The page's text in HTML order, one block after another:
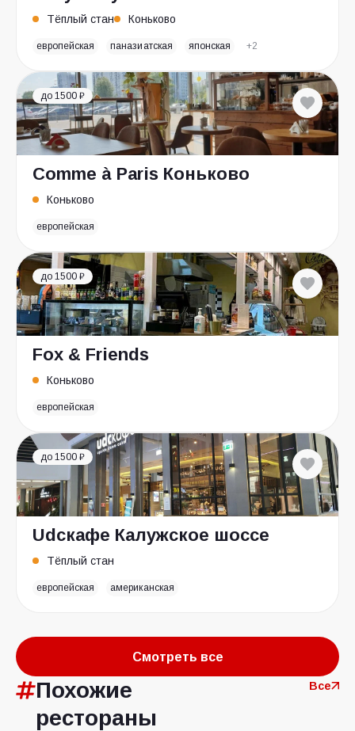
Тёплый стан Коньково
европейская паназиатская японская +2
до 1500 ₽
Comme à Paris Коньково
Коньково
европейская
до 1500 ₽
Fox & Friends
Коньково
европейская
до 1500 ₽
Udcкафе Калужское шоссе
Тёплый стан
европейская американская
Смотреть все
Похожие
рестораны
Все